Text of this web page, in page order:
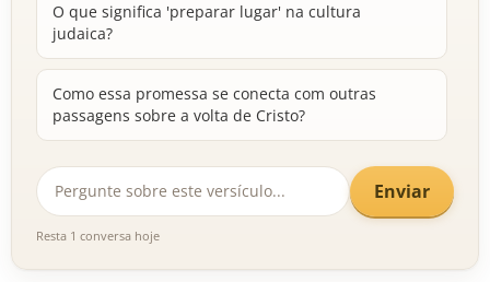
O que significa 'preparar lugar' na cultura
judaica?
Como essa promessa se conecta com outras
passagens sobre a volta de Cristo?
Enviar
Resta 1 conversa hoje